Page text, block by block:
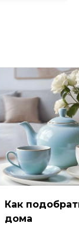
Как
дома